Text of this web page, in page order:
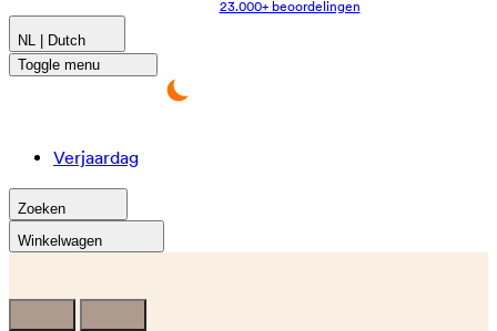
23.000+ beoordelingen
NL | Dutch
Toggle menu
Verjaardag
Zoeken
Winkelwagen